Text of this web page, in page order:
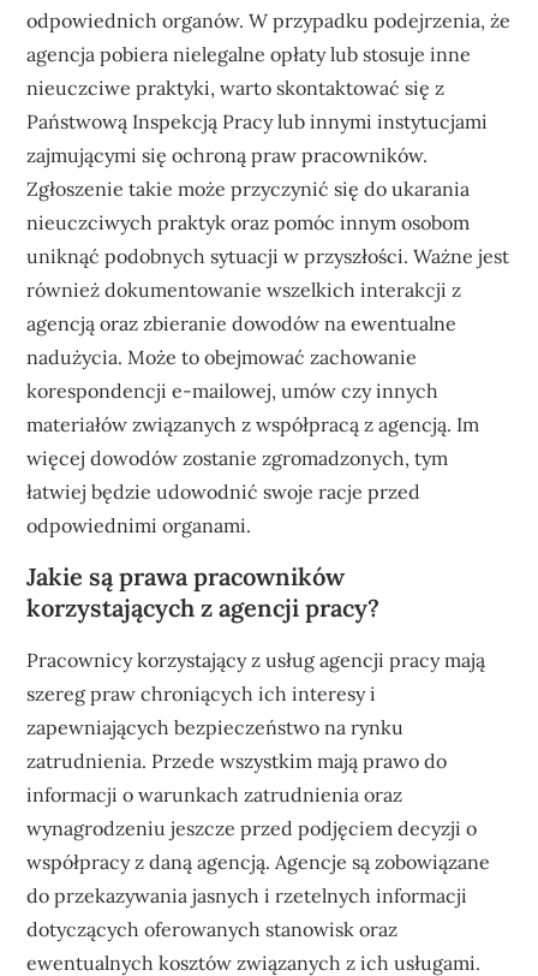
odpowiednich organów. W przypadku podejrzenia, że
agencja pobiera nielegalne opłaty lub stosuje inne
nieuczciwe praktyki, warto skontaktować się z
Państwową Inspekcją Pracy lub innymi instytucjami
zajmującymi się ochroną praw pracowników.
Zgłoszenie takie może przyczynić się do ukarania
nieuczciwych praktyk oraz pomóc innym osobom
uniknąć podobnych sytuacji w przyszłości. Ważne jest
również dokumentowanie wszelkich interakcji z
agencją oraz zbieranie dowodów na ewentualne
nadużycia. Może to obejmować zachowanie
korespondencji e-mailowej, umów czy innych
materiałów związanych z współpracą z agencją. Im
więcej dowodów zostanie zgromadzonych, tym
łatwiej będzie udowodnić swoje racje przed
odpowiednimi organami.
Jakie są prawa pracowników
korzystających z agencji pracy?
Pracownicy korzystający z usług agencji pracy mają
szereg praw chroniących ich interesy i
zapewniających bezpieczeństwo na rynku
zatrudnienia. Przede wszystkim mają prawo do
informacji o warunkach zatrudnienia oraz
wynagrodzeniu jeszcze przed podjęciem decyzji o
współpracy z daną agencją. Agencje są zobowiązane
do przekazywania jasnych i rzetelnych informacji
dotyczących oferowanych stanowisk oraz
ewentualnych kosztów związanych z ich usługami.